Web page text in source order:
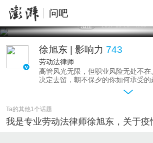
问吧
法律 2017-09-20 江苏
徐旭东 | 影响力 743
劳动法律师
高管风光无限，但职业风险无处不
决定去留，朝不保夕的你如何承受
为了职业目标耗尽心血，可最终那根
想走，可是一纸竞业限制捆住手脚，
司，原老板的诉状就来了，你如何躲
劳动维权，需要的是专业法律服务。
东，南京大学MBA，做过1年教师，
Ta的其他1个话题